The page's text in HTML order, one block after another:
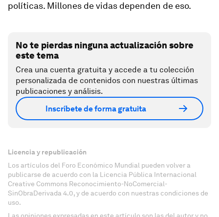
políticas. Millones de vidas dependen de eso.
No te pierdas ninguna actualización sobre
este tema
Crea una cuenta gratuita y accede a tu colección
personalizada de contenidos con nuestras últimas
publicaciones y análisis.
Inscríbete de forma gratuita
Licencia y republicación
Los artículos del Foro Económico Mundial pueden volver a
publicarse de acuerdo con la Licencia Pública Internacional
Creative Commons Reconocimiento-NoComercial-
SinObraDerivada 4.0, y de acuerdo con nuestras condiciones de
uso.